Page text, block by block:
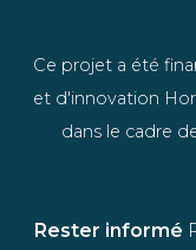
Rester informé
Ce projet a été
et d'innovation
dans le cadre